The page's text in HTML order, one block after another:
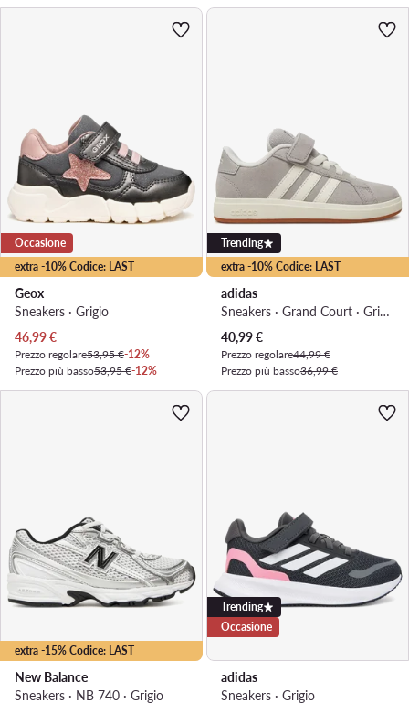
extra -10% Codice: LAST
Occasione
Geox
Sneakers · Grigio
Prezzo attuale
46,99€
Prezzo regolare53,95 €-12%
Prezzo più basso53,95 €-12%
extra -10% Codice: LAST
Trending
adidas
Sneakers · Grand Court · Grigio
Prezzo attuale
40,99€
Prezzo regolare44,99 €
Prezzo più basso36,99 €
extra -15% Codice: LAST
New Balance
Sneakers · NB 740 · Grigio
Trending
Occasione
adidas
Sneakers · Grigio